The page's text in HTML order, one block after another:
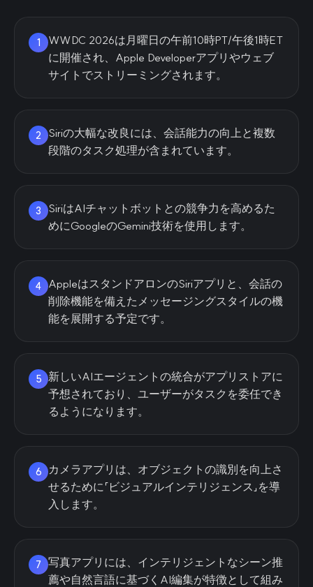
1
WWDC 2026は月曜日の午前10時PT/午後1時ET
に開催され、Apple Developerアプリやウェブ
サイトでストリーミングされます。
2
Siriの大幅な改良には、会話能力の向上と複数
段階のタスク処理が含まれています。
3
SiriはAIチャットボットとの競争力を高めるた
めにGoogleのGemini技術を使用します。
4
AppleはスタンドアロンのSiriアプリと、会話の
削除機能を備えたメッセージングスタイルの機
能を展開する予定です。
5
新しいAIエージェントの統合がアプリストアに
予想されており、ユーザーがタスクを委任でき
るようになります。
6
カメラアプリは、オブジェクトの識別を向上さ
せるために「ビジュアルインテリジェンス」を導
入します。
7
写真アプリには、インテリジェントなシーン推
薦や自然言語に基づくAI編集が特徴として組み